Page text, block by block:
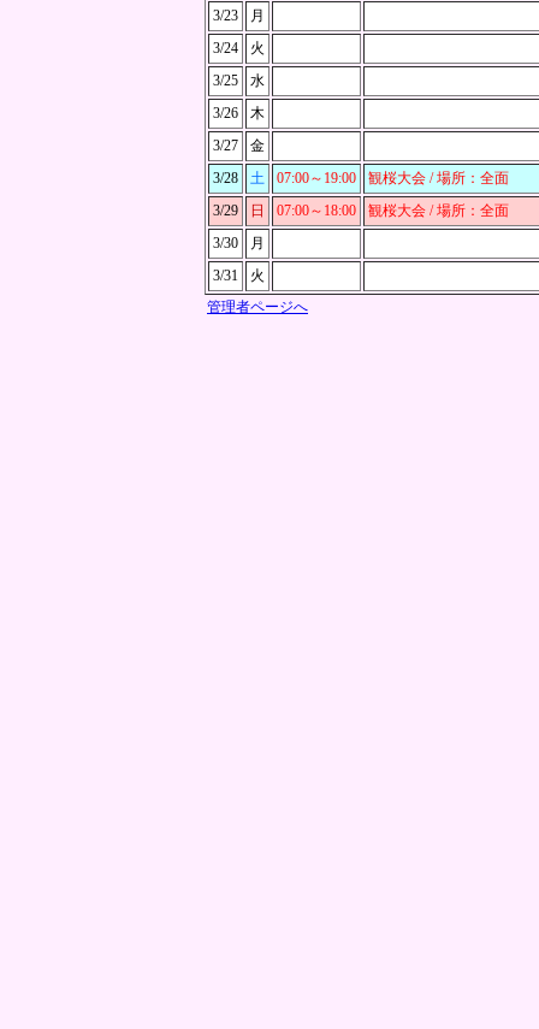
3/23
月
3/24
火
3/25
水
3/26
木
3/27
金
3/28
土 07:00～ 19:00
観桜大会 / 場所：全面
3/29
日 07:00～ 18:00
観桜大会 / 場所：全面
3/30
月
3/31
火
管理者ページへ